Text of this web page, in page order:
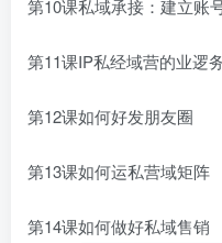
第10课私域承接：建立账
第11课IP私经域‬营的业逻
第12课如何好发‬朋友圈
第13课如何运私营‬域矩阵
第14课如何做好私域售销‬